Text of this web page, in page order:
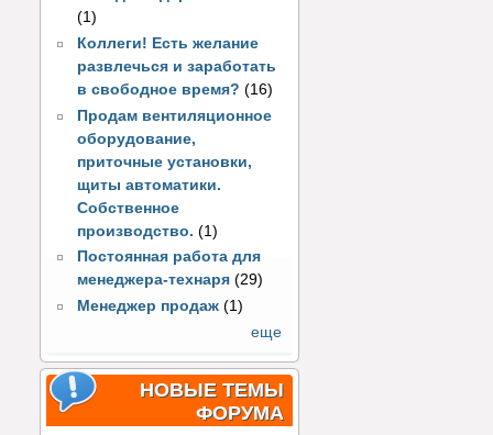
(1)
Коллеги! Есть желание
развлечься и заработать
в свободное время? (16)
Продам вентиляционное
оборудование,
приточные установки,
щиты автоматики.
Собственное
производство. (1)
Постоянная работа для
менеджера-технаря (29)
Менеджер продаж (1)
еще
НОВЫЕ ТЕМЫ
ФОРУМА